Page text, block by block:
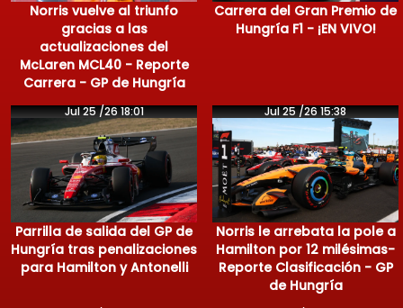
Norris vuelve al triunfo
gracias a las
actualizaciones del
McLaren MCL40 - Reporte
Carrera - GP de Hungría
Carrera del Gran Premio de
Hungría F1 - ¡EN VIVO!
Jul 25 /26 18:01
Parrilla de salida del GP de
Hungría tras penalizaciones
para Hamilton y Antonelli
Jul 25 /26 15:38
Norris le arrebata la pole a
Hamilton por 12 milésimas-
Reporte Clasificación - GP
de Hungría